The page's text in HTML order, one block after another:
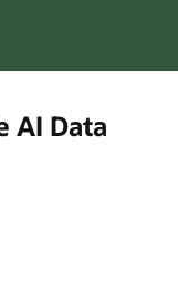
AI Data